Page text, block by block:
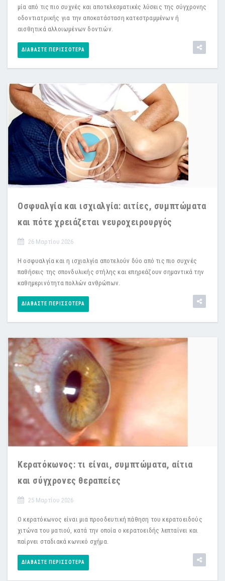
μία από τις πιο συχνές και αποτελεσματικές λύσεις της σύγχρονης
οδοντιατρικής για την αποκατάσταση κατεστραμμένων ή
αισθητικά αλλοιωμένων δοντιών.
ΔΙΑΒΆΣΤΕ ΠΕΡΙΣΣΌΤΕΡΑ
Οσφυαλγία και ισχιαλγία: αιτίες, συμπτώματα
και πότε χρειάζεται νευροχειρουργός
26 Μαρτίου 2026
Η οσφυαλγία και η ισχιαλγία αποτελούν δύο από τις πιο συχνές
παθήσεις της σπονδυλικής στήλης και επηρεάζουν σημαντικά την
καθημερινότητα πολλών ανθρώπων.
ΔΙΑΒΆΣΤΕ ΠΕΡΙΣΣΌΤΕΡΑ
Κερατόκωνος: τι είναι, συμπτώματα, αίτια
και σύγχρονες θεραπείες
25 Μαρτίου 2026
Ο κερατόκωνος είναι μια προοδευτική πάθηση του κερατοειδούς
χιτώνα του ματιού, κατά την οποία ο κερατοειδής λεπταίνει και
παίρνει σταδιακά κωνικό σχήμα.
ΔΙΑΒΆΣΤΕ ΠΕΡΙΣΣΌΤΕΡΑ